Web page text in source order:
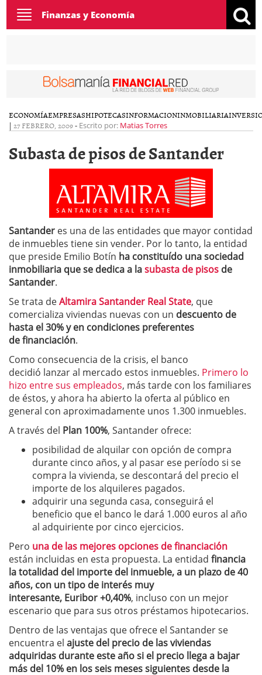
Toggle
navigation
Finanzas y Economía
ECONOMÍAEMPRESASHIPOTECASINFORMACIONINMOBILIARIA
| 27 FEBRERO, 2009- Escrito por: Matias Torres
Subasta de pisos de Santander
Santander es una de las entidades que mayor contidad
de inmuebles tiene sin vender. Por lo tanto, la entidad
que preside Emilio Botín ha constituído una sociedad
inmobiliaria que se dedica a lasubasta de pisos de
Santander.
Se trata deAltamira Santander Real State, que
comercializa viviendas nuevas con un descuento de
hasta el 30% y en condiciones preferentes
de financiación.
Como consecuencia de la crisis, el banco
decidió lanzar al mercado estos inmuebles. Primero lo
hizo entre sus empleados, más tarde con los familiares
de éstos, y ahora ha abierto la oferta al público en
general con aproximadamente unos 1.300 inmuebles.
A través del Plan 100%, Santander ofrece:
posibilidad de alquilar con opción de compra
durante cinco años, y al pasar ese período si se
compra la vivienda, se descontará del precio el
importe de los alquileres pagados.
adquirir una segunda casa, conseguirá el
beneficio que el banco le dará 1.000 euros al año
al adquiriente por cinco ejercicios.
Pero una de las mejores opciones de financiación
están incluidas en esta propuesta. La entidad financia
la totalidad del importe del inmueble, a un plazo de 40
años, con un tipo de interés muy
interesante, Euribor +0,40%, incluso con un mejor
escenario que para sus otros préstamos hipotecarios.
Dentro de las ventajas que ofrece el Santander se
encuentra el ajuste del precio de las viviendas
adquiridas durante este año si el precio llega a bajar
más del 10% en los seis meses siguientes desde la